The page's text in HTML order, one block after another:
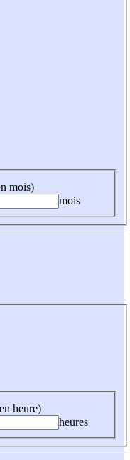
mois)
mois
heure)
heures